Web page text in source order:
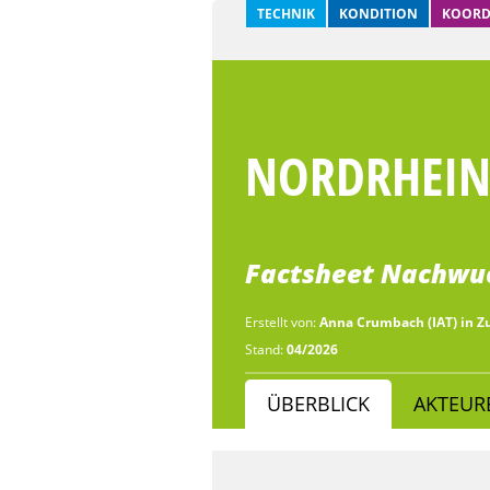
TECHNIK KONDITION
Factsheet
Erstellt von:Anna Crumbach (IAT) in
Stand:04/2026
ÜBERBLICK